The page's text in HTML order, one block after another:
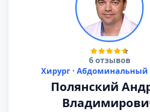
6 отзывов
Хирург · Абдоминальный
Полянский